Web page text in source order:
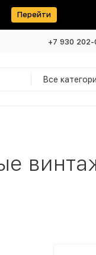
Перейти
+7 930
Все